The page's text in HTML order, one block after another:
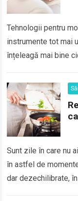
Tehnologii pentru
instrumente tot mai
înțeleagă mai bine
more
Sunt zile în care nu
în astfel de
dar dezechilibrate,